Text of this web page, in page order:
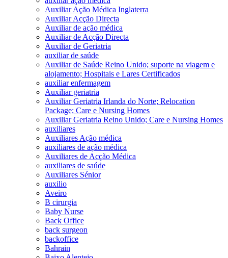
Auxiliar Ação Médica Inglaterra
Auxiliar Acção Directa
Auxiliar de ação médica
Auxiliar de Acção Directa
Auxiliar de Geriatria
auxiliar de saúde
Auxiliar de Saúde Reino Unido; suporte na viagem e
alojamento; Hospitais e Lares Certificados
auxiliar enfermagem
Auxiliar geriatria
Auxiliar Geriatria Irlanda do Norte; Relocation
Package; Care e Nursing Homes
Auxiliar Geriatria Reino Unido; Care e Nursing Homes
auxiliares
Auxiliares Ação médica
auxiliares de ação médica
Auxiliares de Acção Médica
auxiliares de saúde
Auxiliares Sénior
auxilio
Aveiro
B cirurgia
Baby Nurse
Back Office
back surgeon
backoffice
Bahrain